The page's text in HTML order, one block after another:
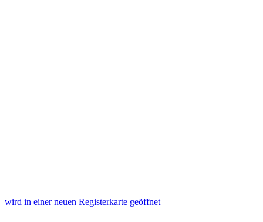
wird in einer neuen Registerkarte geöffnet